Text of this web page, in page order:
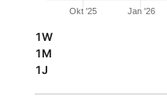
Okt '25 Jan '26
1W
1M
1J